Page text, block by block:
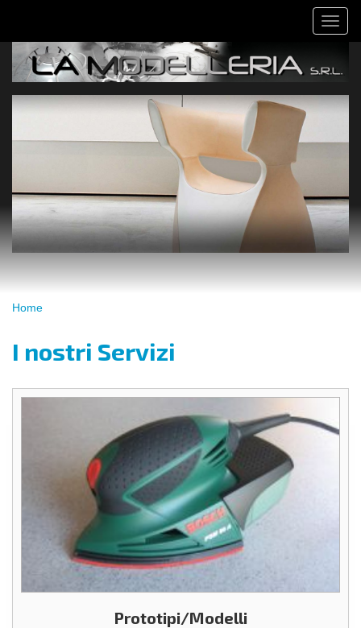
contenuto
principale
Tu
qui
Home
I nostri Servizi
Prototipi/Modelli